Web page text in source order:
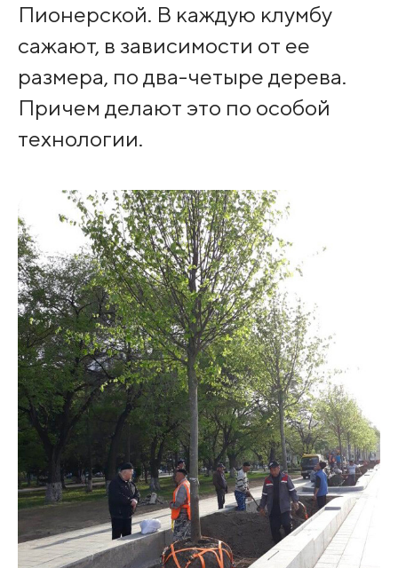
Пионерской. В каждую клумбу
сажают, в зависимости от ее
размера, по два-четыре дерева.
Причем делают это по особой
технологии.